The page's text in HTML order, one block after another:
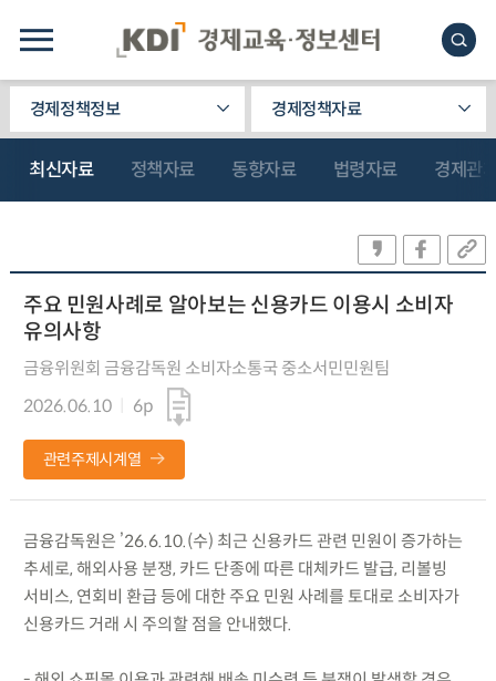
경제정책정보 경제정책자료
최신자료 정책자료 동향자료 법령자료 경제관
주요 민원사례로 알아보는 신용카드 이용시 소비자
유의사항
금융위원회 금융감독원 소비자소통국 중소서민민원팀
2026.06.10
6p
관련주제시계열
금융감독원은 ’26.6.10.(수) 최근 신용카드 관련 민원이 증가하는
추세로, 해외사용 분쟁, 카드 단종에 따른 대체카드 발급, 리볼빙
서비스, 연회비 환급 등에 대한 주요 민원 사례를 토대로 소비자가
신용카드 거래 시 주의할 점을 안내했다.